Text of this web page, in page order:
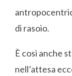
di rasoio.
È così anche
nell’attesa